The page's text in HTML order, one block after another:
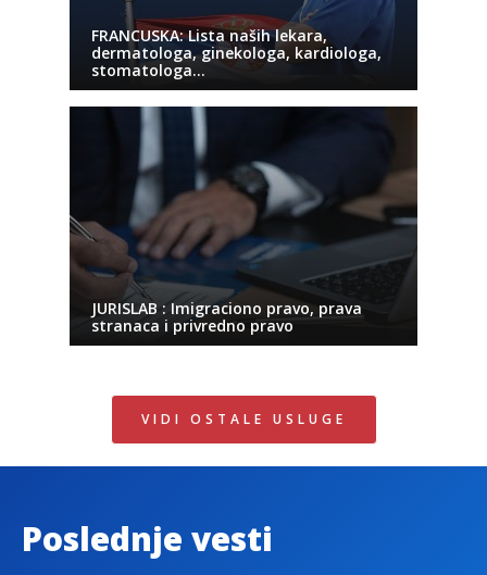
FRANCUSKA: Lista naših lekara,
dermatologa, ginekologa, kardiologa,
stomatologa…
JURISLAB : Imigraciono pravo, prava
stranaca i privredno pravo
VIDI OSTALE USLUGE
Poslednje vesti